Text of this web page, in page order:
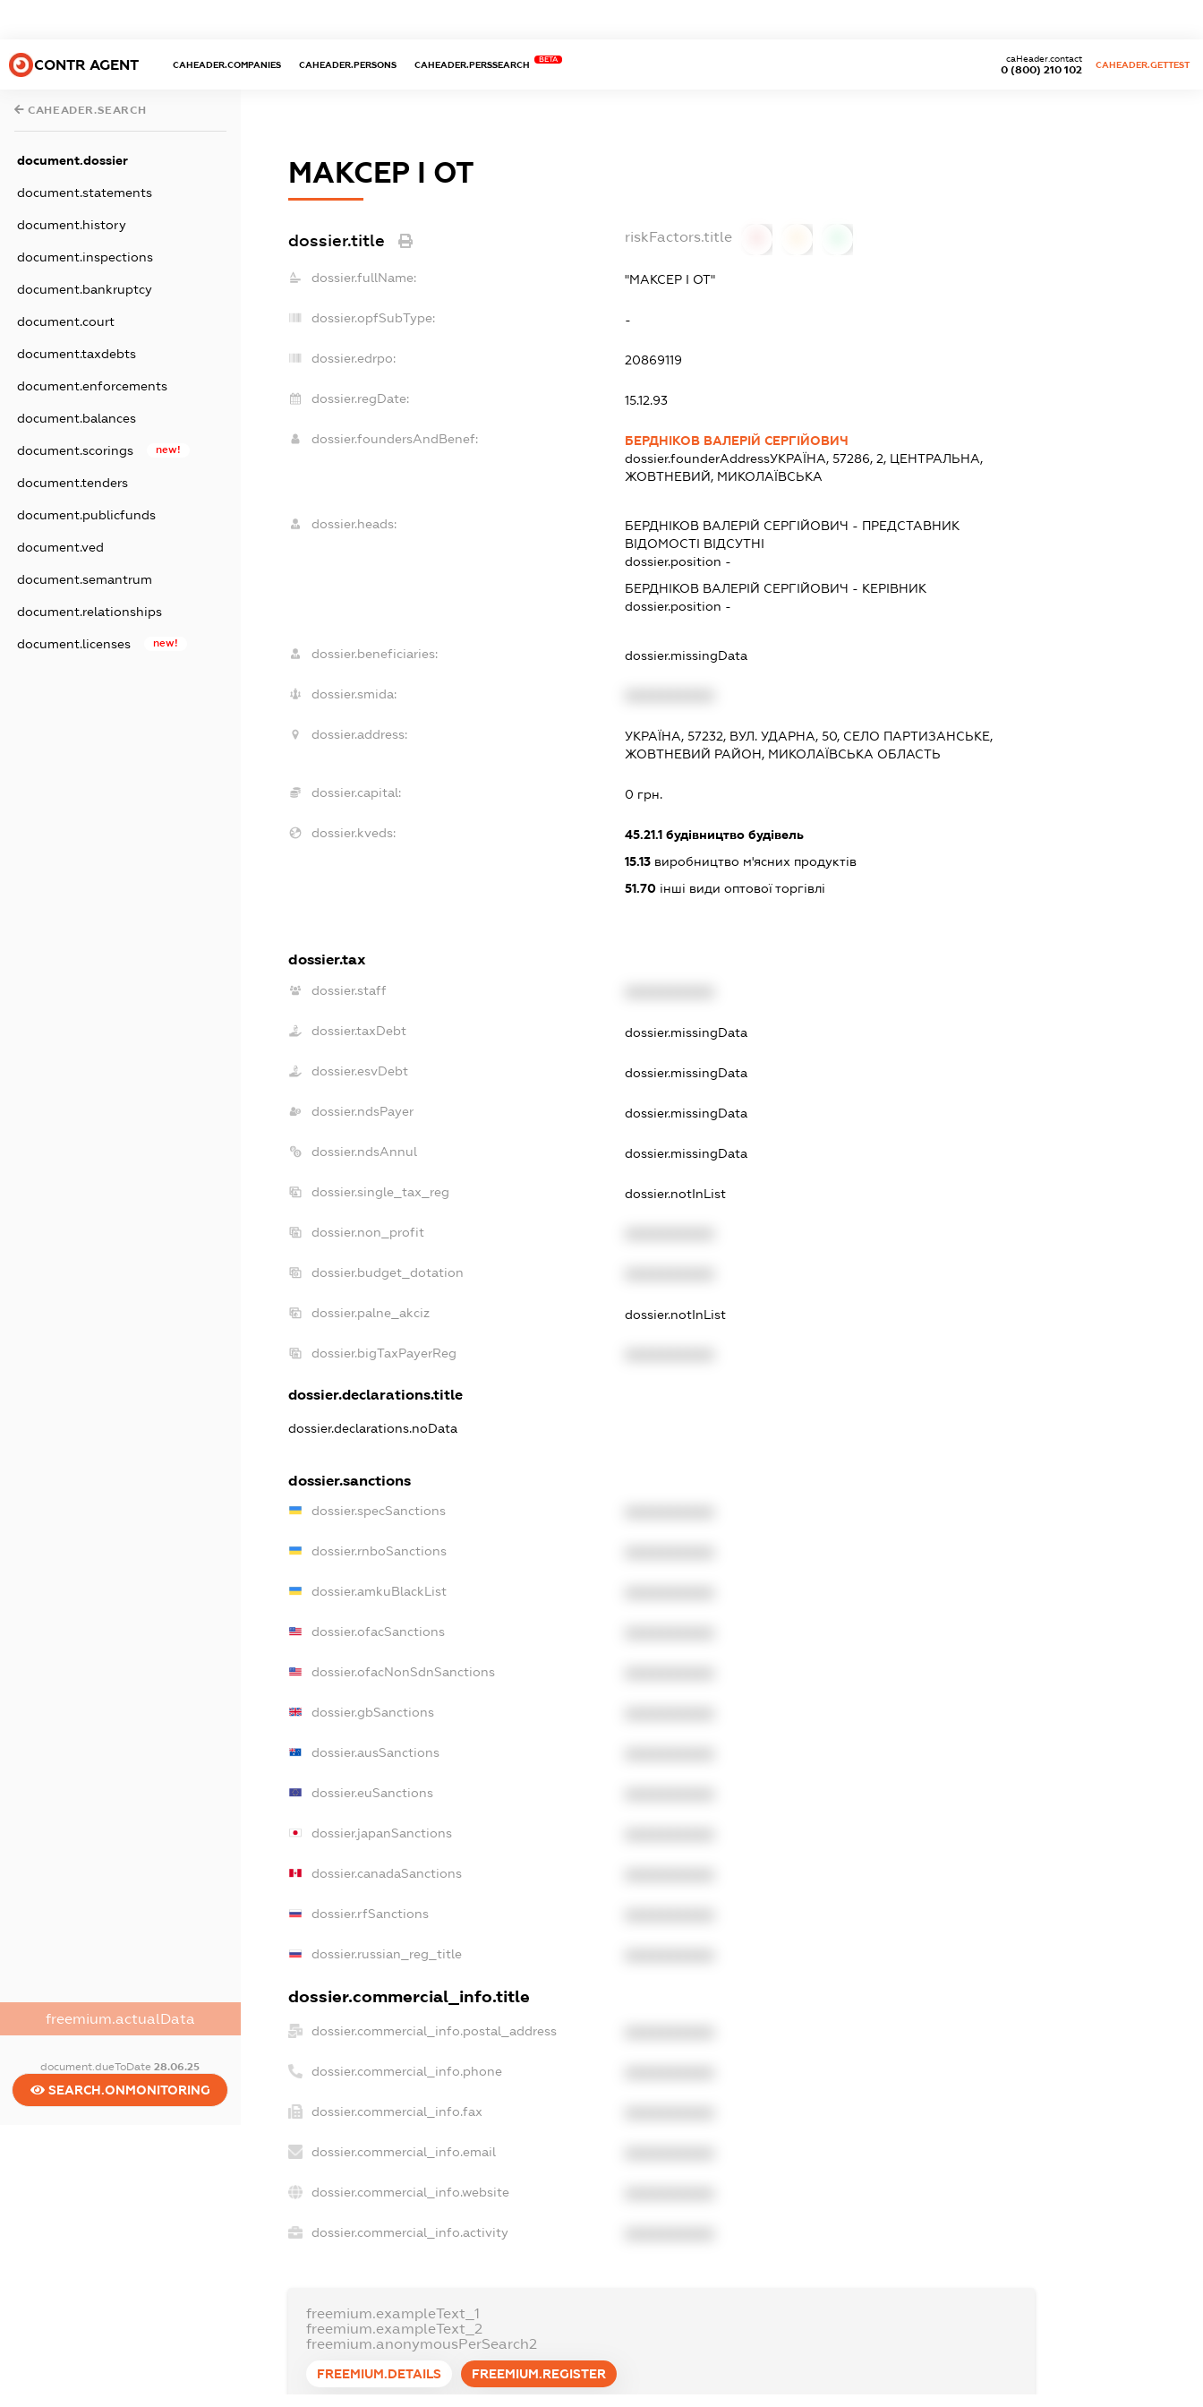
CONTR AGENT CAHEADER.COMPANIES CAHEADER.PERSONS CAHEADER.PERSSEARCH
BETA
0 (800) 210 102
caHeader.contact
CAHEADER.GETTEST
CAHEADER.SEARCH
document.dossier
document.statements
document.history
document.inspections
document.bankruptcy
document.court
document.taxdebts
document.enforcements
document.balances
document.scorings new!
document.tenders
document.publicfunds
document.ved
document.semantrum
document.relationships
document.licenses new!
freemium.actualData
document.dueToDate28.06.25
SEARCH.ONMONITORING
МАКСЕР І ОТ
dossier.title riskFactors.title
dossier.fullName: "МАКСЕР І ОТ"
dossier.opfSubType: -
dossier.edrpo: 20869119
dossier.regDate: 15.12.93
dossier.foundersAndBenef:
БЕРДНІКОВ ВАЛЕРІЙ СЕРГІЙОВИЧ
dossier.founderAddressУКРАЇНА, 57286, 2, ЦЕНТРАЛЬНА,
ЖОВТНЕВИЙ, МИКОЛАЇВСЬКА
dossier.heads: БЕРДНІКОВ ВАЛЕРІЙ СЕРГІЙОВИЧ - ПРЕДСТАВНИК
ВІДОМОСТІ ВІДСУТНІ
dossier.position -
БЕРДНІКОВ ВАЛЕРІЙ СЕРГІЙОВИЧ - КЕРІВНИК
dossier.position -
dossier.beneficiaries: dossier.missingData
dossier.smida:
dossier.address:
УКРАЇНА, 57232, ВУЛ. УДАРНА, 50, СЕЛО ПАРТИЗАНСЬКЕ,
ЖОВТНЕВИЙ РАЙОН, МИКОЛАЇВСЬКА ОБЛАСТЬ
dossier.capital: 0 грн.
dossier.kveds: 45.21.1будівництво будівель
15.13виробництво м'ясних продуктів
51.70інші види оптової торгівлі
dossier.tax
dossier.staff
dossier.taxDebt dossier.missingData
dossier.esvDebt dossier.missingData
dossier.ndsPayer dossier.missingData
dossier.ndsAnnul dossier.missingData
dossier.single_tax_reg dossier.notInList
dossier.non_profit
dossier.budget_dotation
dossier.palne_akciz dossier.notInList
dossier.bigTaxPayerReg
dossier.declarations.title
dossier.declarations.noData
dossier.sanctions
dossier.specSanctions
dossier.rnboSanctions
dossier.amkuBlackList
dossier.ofacSanctions
dossier.ofacNonSdnSanctions
dossier.gbSanctions
dossier.ausSanctions
dossier.euSanctions
dossier.japanSanctions
dossier.canadaSanctions
dossier.rfSanctions
dossier.russian_reg_title
dossier.commercial_info.title
dossier.commercial_info.postal_address
dossier.commercial_info.phone
dossier.commercial_info.fax
dossier.commercial_info.email
dossier.commercial_info.website
dossier.commercial_info.activity
freemium.exampleText_1
freemium.exampleText_2
freemium.anonymousPerSearch2
FREEMIUM.DETAILS FREEMIUM.REGISTER